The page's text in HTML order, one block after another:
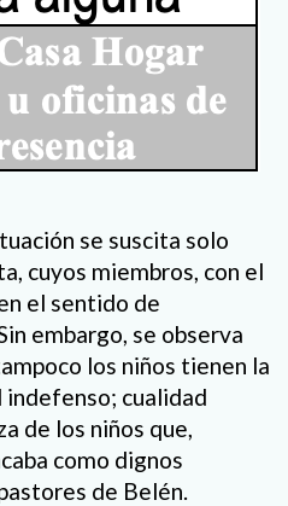
se suscita solo
cuyos miembros, con el
el sentido de
embargo, se observa
los niños tienen la
cualidad
de los niños que,
como dignos
de Belén.